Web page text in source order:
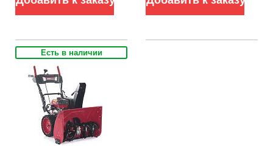
Есть в наличии